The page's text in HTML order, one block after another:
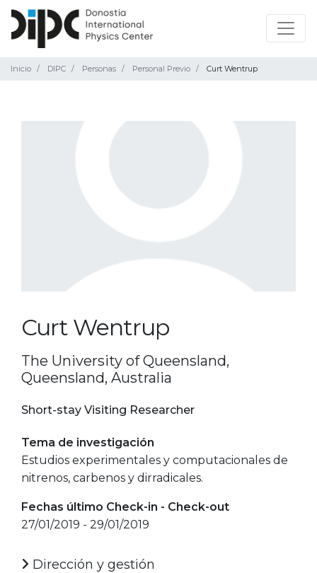
Inicio DIPC Personas Personal Previo Curt Wentrup
Curt Wentrup
The University of Queensland,
Queensland, Australia
Short-stay Visiting Researcher
Tema de investigación
Estudios experimentales y computacionales de
nitrenos, carbenos y dirradicales.
Fechas último Check-in - Check-out
27/01/2019 - 29/01/2019
Dirección y gestión